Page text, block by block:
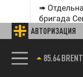
АВТОРИЗАЦИЯ
85.64 BRENT